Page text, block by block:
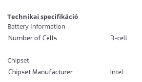
Technikai specifikáció
Battery Information
Number of Cells 3-cell
Chipset
Chipset Manufacturer Intel